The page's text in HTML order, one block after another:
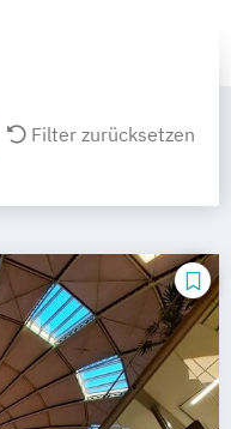
Filter zurücksetzen